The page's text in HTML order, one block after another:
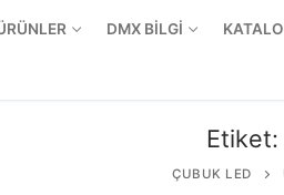
DMX BİLGİ
Etiket:
ÇUBUK LED